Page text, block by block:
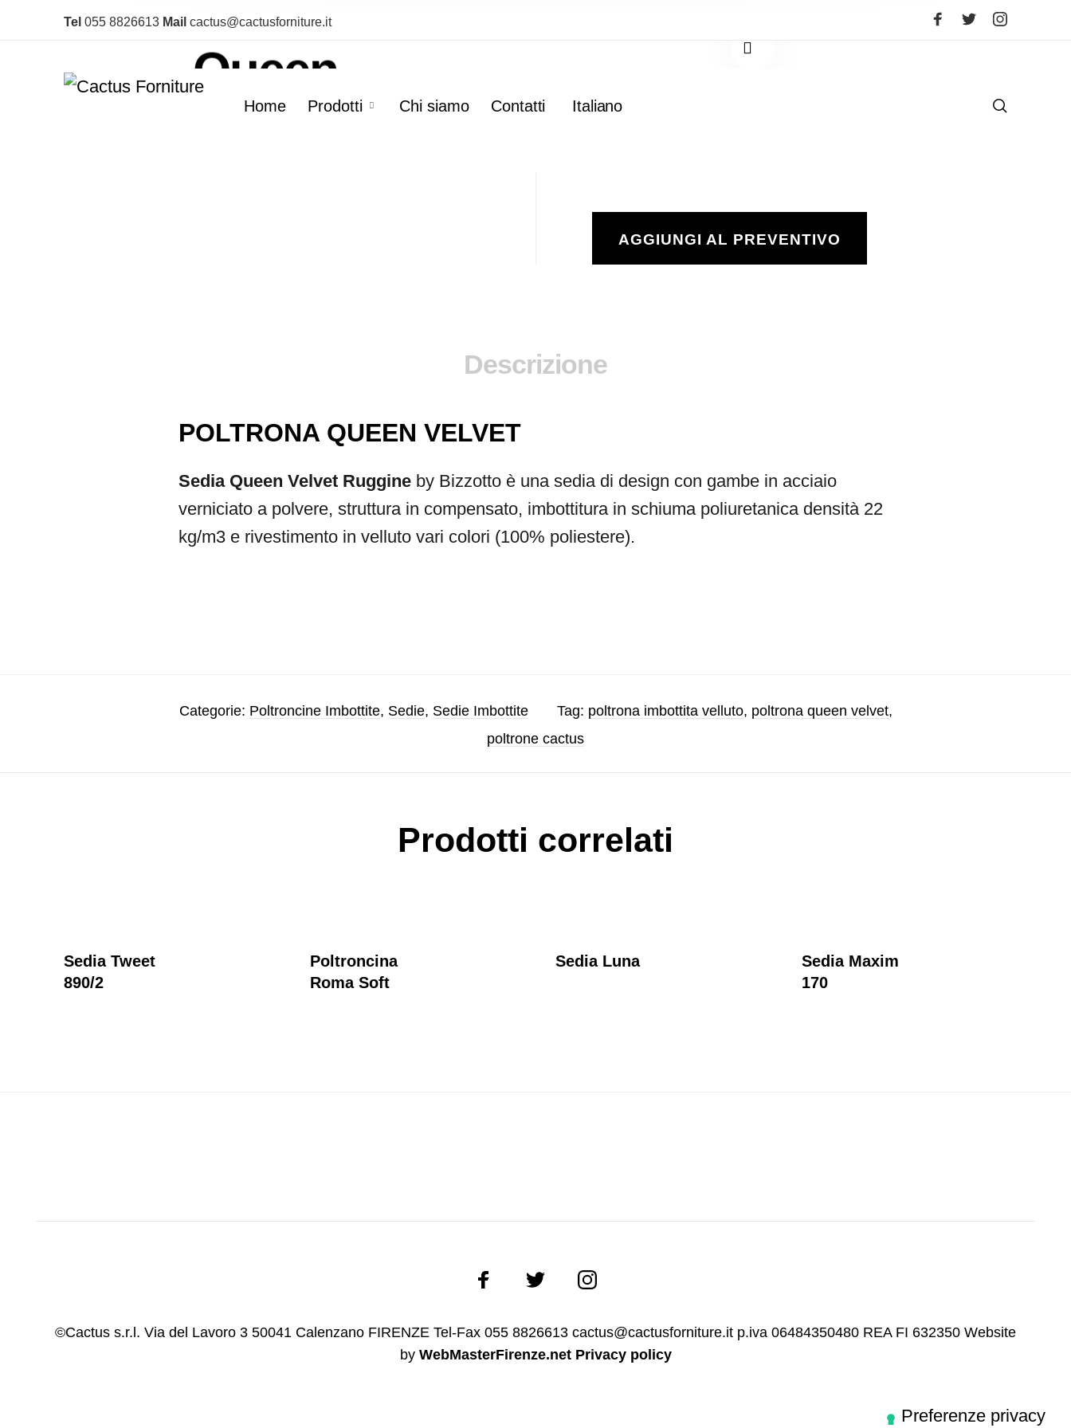
Tel 055 8826613 Mail cactus@cactusforniture.it
Home Prodotti Chi siamo Contatti Italiano
Sedia
Queen
Velvet
AGGIUNGI AL PREVENTIVO
Descrizione
POLTRONA QUEEN VELVET
Sedia Queen Velvet Ruggine by Bizzotto è una sedia di design con gambe in acciaio
verniciato a polvere, struttura in compensato, imbottitura in schiuma poliuretanica densità 22
kg/m3 e rivestimento in velluto vari colori (100% poliestere).
Categorie: Poltroncine Imbottite, Sedie, Sedie Imbottite Tag: poltrona imbottita velluto, poltrona queen velvet,
poltrone cactus
Prodotti correlati
Sedia Tweet
890/2
Poltroncina
Roma Soft
Sedia Luna
Sedia Maxim
170
©Cactus s.r.l. Via del Lavoro 3 50041 Calenzano FIRENZE Tel-Fax 055 8826613 cactus@cactusforniture.it p.iva 06484350480 REA FI 632350 Website
by WebMasterFirenze.net Privacy policy